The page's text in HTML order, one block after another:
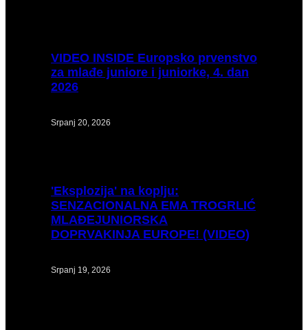
VIDEO INSIDE Europsko prvenstvo
za mlađe juniore i juniorke, 4. dan
2026
Srpanj 20, 2026
'Eksplozija' na koplju:
SENZACIONALNA EMA TROGRLIĆ
MLAĐEJUNIORSKA
DOPRVAKINJA EUROPE! (VIDEO)
Srpanj 19, 2026